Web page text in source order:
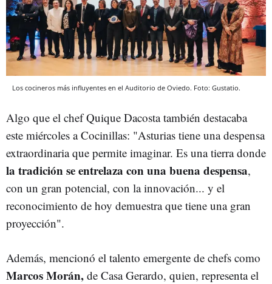
Los cocineros más influyentes en el Auditorio de Oviedo. Foto: Gustatio.
Algo que el chef Quique Dacosta también destacaba
este miércoles a Cocinillas: "Asturias tiene una despensa
extraordinaria que permite imaginar. Es una tierra donde
la tradición se entrelaza con una buena despensa,
con un gran potencial, con la innovación... y el
reconocimiento de hoy demuestra que tiene una gran
proyección".
Además, mencionó el talento emergente de chefs como
Marcos Morán, de Casa Gerardo, quien, representa el